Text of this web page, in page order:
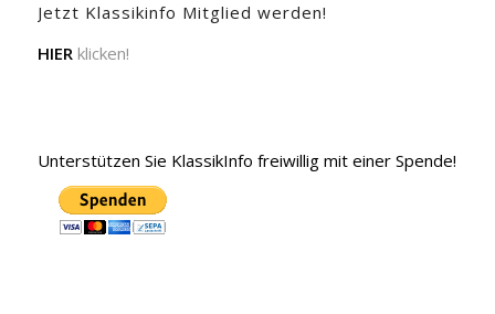
Jetzt Klassikinfo Mitglied werden!
HIER klicken!
Unterstützen Sie KlassikInfo freiwillig mit einer Spende!